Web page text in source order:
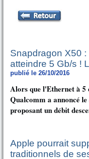
Snapdragon X50
atteindre 5 Gb/s !
publié le 26/10/2016
Alors que l'Ethernet à
Qualcomm a annoncé
proposant un débit
Apple pourrait
traditionnels de